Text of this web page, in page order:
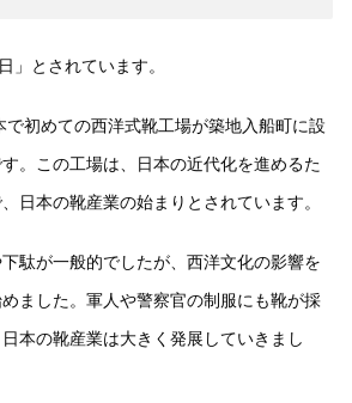
」とされています。
初めての西洋式靴工場が築地入船町に設
。この工場は、日本の近代化を進めるた
日本の靴産業の始まりとされています。
駄が一般的でしたが、西洋文化の影響を
ました。軍人や警察官の制服にも靴が採
本の靴産業は大きく発展していきまし